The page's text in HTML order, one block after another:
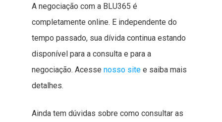
A negociação com a BLU365 é
completamente online. E independente do
tempo passado, sua dívida continua estando
disponível para a consulta e para a
negociação. Acesse nosso site e saiba mais
detalhes.
Ainda tem dúvidas sobre como consultar as